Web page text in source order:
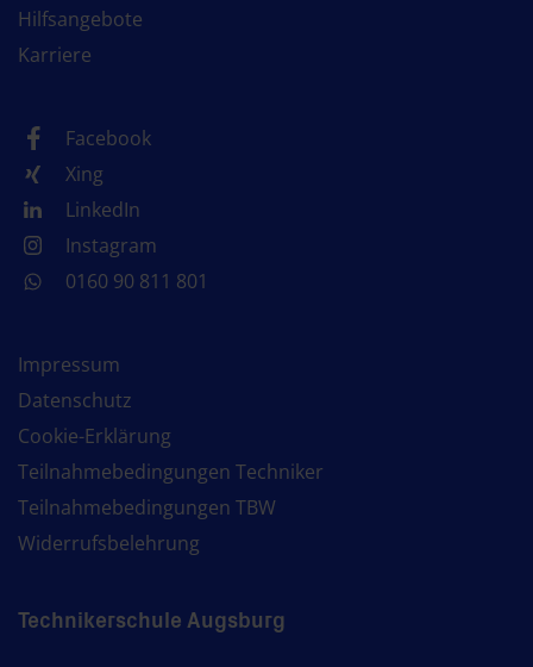
Hilfsangebote
Karriere
Facebook
Xing
LinkedIn
Instagram
0160 90 811 801
Impressum
Datenschutz
Cookie-Erklärung
Teilnahmebedingungen Techniker
Teilnahmebedingungen TBW
Widerrufsbelehrung
Technikerschule Augsburg